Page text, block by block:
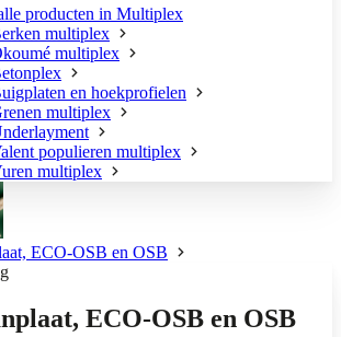
producten in Multiplex
multiplex
multiplex
en hoekprofielen
multiplex
populieren multiplex
multiplex
ECO-OSB en OSB
ECO-OSB en OSB